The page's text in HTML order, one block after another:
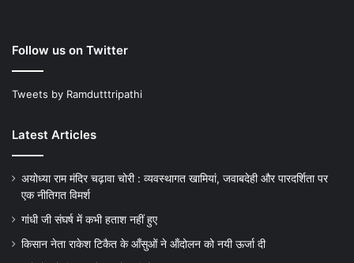
Follow us on Twitter
Tweets by Ramdutttripathi
Latest Articles
अयोध्या राम मंदिर चढ़ावा चोरी : व्यवस्थागत खामियां, जवाबदेही और पारदर्शिता पर
एक नीतिगत विमर्श
गांधी जी संघर्ष में कभी हताश नहीं हुए
किसान नेता राकेश टिकैत के आँसुओं ने ऑंदोलन को नयी ऊर्जा दी